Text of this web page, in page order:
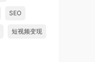
SEO
短视频变现